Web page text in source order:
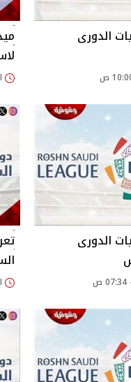
الدورى
الدورى